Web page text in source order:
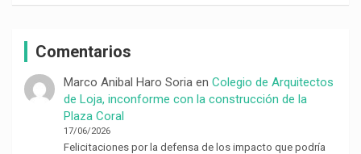
Comentarios
Marco Anibal Haro Soriaen Colegio de Arquitectos
de Loja, inconforme con la construcción de la
Plaza Coral
17/06/2026
Felicitaciones por la defensa de los impacto que podría